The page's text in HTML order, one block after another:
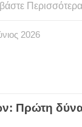
Περισσότερα
2026
Πρώτη